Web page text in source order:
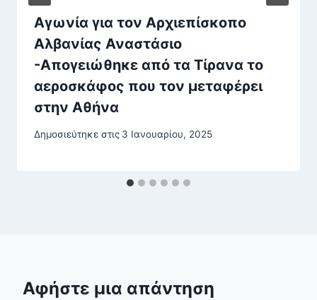
Αγωνία για τον Αρχιεπίσκοπο
Αλβανίας Αναστάσιο
-Απογειώθηκε από τα Τίρανα το
αεροσκάφος που τον μεταφέρει
στην Αθήνα
Δημοσιεύτηκε στις 3 Ιανουαρίου, 2025
Αφήστε μια απάντηση